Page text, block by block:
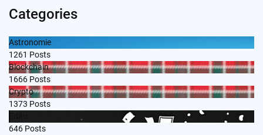
Categories
Astronomie
1261 Posts
Blockchain
1666 Posts
Crypto
1373 Posts
646 Posts